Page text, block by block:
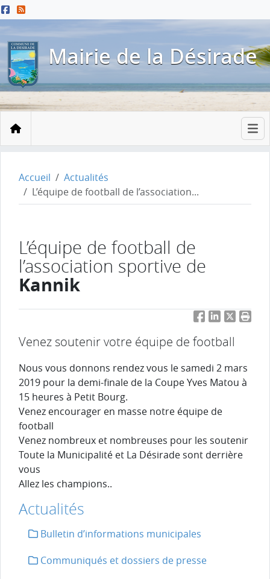
Menu principal
Contenu principal
Pied de page
Mairie de la Désirade
Accueil
Accueil
Actualités
L’équipe de football de l’association...
L’équipe de football de
l’association sportive de
Kannik
FacebookLinkedIn
Twitter
Venez soutenir votre équipe de football
Nous vous donnons rendez vous le samedi 2 mars
2019 pour la demi-finale de la Coupe Yves Matou à
15 heures à Petit Bourg.
Venez encourager en masse notre équipe de
football
Venez nombreux et nombreuses pour les soutenir
Toute la Municipalité et La Désirade sont derrière
vous
Allez les champions..
Actualités
Bulletin d’informations municipales
Communiqués et dossiers de presse